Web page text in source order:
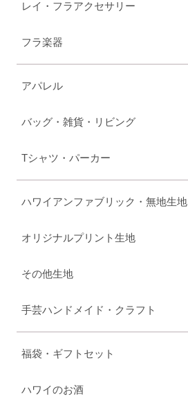
レイ・フラアクセサリー
フラ楽器
アパレル
バッグ・雑貨・リビング
Tシャツ・パーカー
ハワイアンファブリック・無地生地
オリジナルプリント生地
その他生地
手芸ハンドメイド・クラフト
福袋・ギフトセット
ハワイのお酒